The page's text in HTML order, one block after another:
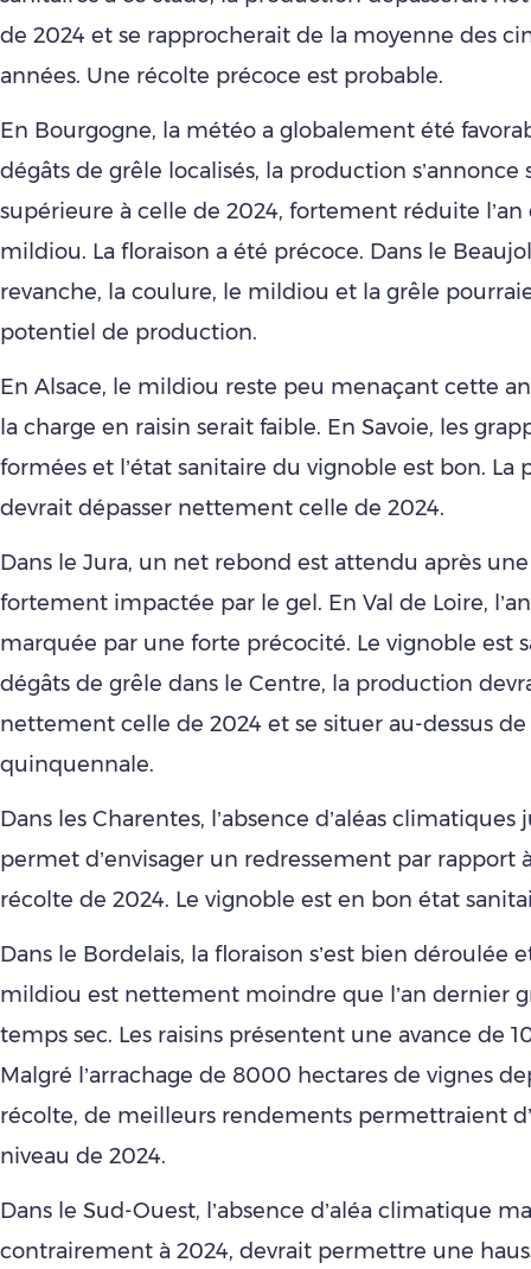
de 2024 et se rapprocherait de la moyenne des
années. Une récolte précoce est probable.
En Bourgogne, la météo a globalement été
dégâts de grêle localisés, la production
supérieure à celle de 2024, fortement réduite
mildiou. La floraison a été précoce. Dans le
revanche, la coulure, le mildiou et la grêle
potentiel de production.
En Alsace, le mildiou reste peu menaçant cette
la charge en raisin serait faible. En Savoie, les
formées et l’état sanitaire du vignoble est bon. La
devrait dépasser nettement celle de 2024.
Dans le Jura, un net rebond est attendu après
fortement impactée par le gel. En Val de Loire,
marquée par une forte précocité. Le vignoble est
dégâts de grêle dans le Centre, la production
nettement celle de 2024 et se situer au-dessus
quinquennale.
Dans les Charentes, l’absence d’aléas climatiques
permet d’envisager un redressement par rapport
récolte de 2024. Le vignoble est en bon état
Dans le Bordelais, la floraison s’est bien déroulée
mildiou est nettement moindre que l’an dernier
temps sec. Les raisins présentent une avance de
Malgré l’arrachage de 8000 hectares de vignes
récolte, de meilleurs rendements permettraient
niveau de 2024.
Dans le Sud-Ouest, l’absence d’aléa climatique
contrairement à 2024, devrait permettre une